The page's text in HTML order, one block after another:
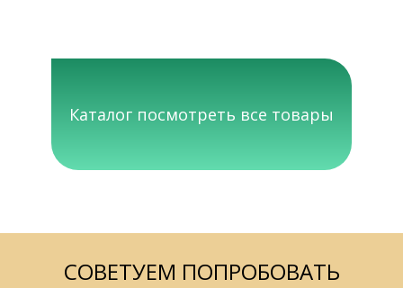
Каталог посмотреть все товары
СОВЕТУЕМ ПОПРОБОВАТЬ